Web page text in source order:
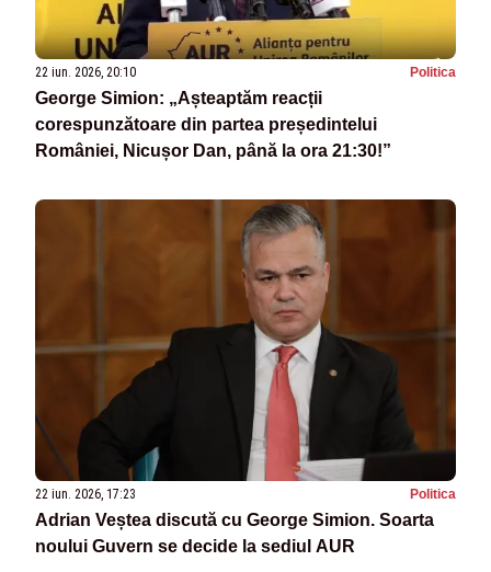
22 iun. 2026, 20:10 Politica
George Simion: „Așteaptăm reacții
corespunzătoare din partea președintelui
României, Nicușor Dan, până la ora 21:30!”
22 iun. 2026, 17:23 Politica
Adrian Veștea discută cu George Simion. Soarta
noului Guvern se decide la sediul AUR